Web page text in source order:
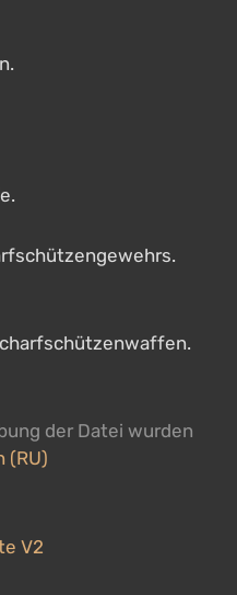
der Datei wurden
(RU)
V2